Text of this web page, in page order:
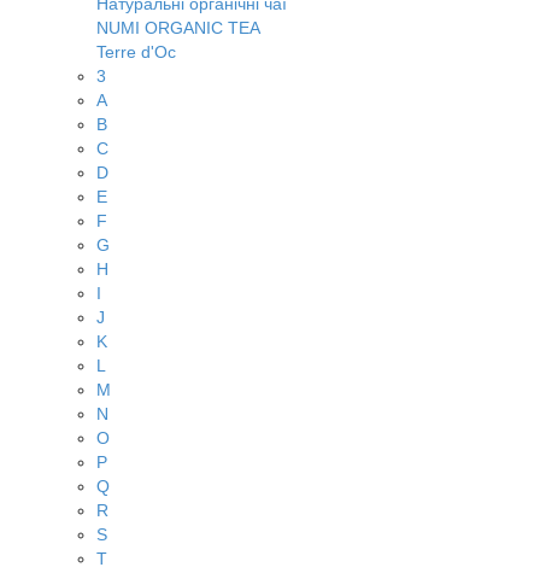
NUMI ORGANIC TEA
Terre d'Oc
3
A
B
C
D
E
F
G
H
I
J
K
L
M
N
O
P
Q
R
S
T